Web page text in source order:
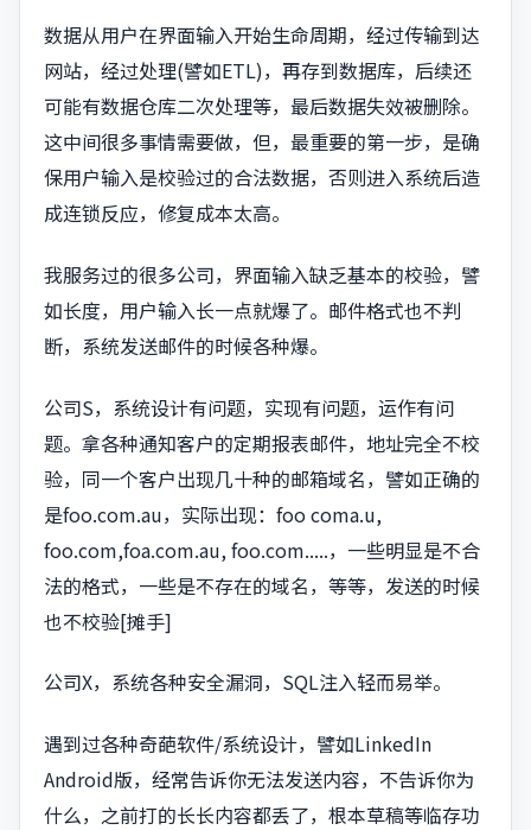
数据从用户在界面输入开始生命周期，经过传输到达
网站，经过处理(譬如ETL)，再存到数据库，后续还
可能有数据仓库二次处理等，最后数据失效被删除。
这中间很多事情需要做，但，最重要的第一步，是确
保用户输入是校验过的合法数据，否则进入系统后造
成连锁反应，修复成本太高。
我服务过的很多公司，界面输入缺乏基本的校验，譬
如长度，用户输入长一点就爆了。邮件格式也不判
断，系统发送邮件的时候各种爆。
公司S，系统设计有问题，实现有问题，运作有问
题。拿各种通知客户的定期报表邮件，地址完全不校
验，同一个客户出现几十种的邮箱域名，譬如正确的
是foo.com.au，实际出现：foo coma.u,
foo.com,foa.com.au, foo.com.....，一些明显是不合
法的格式，一些是不存在的域名，等等，发送的时候
也不校验[摊手]
公司X，系统各种安全漏洞，SQL注入轻而易举。
遇到过各种奇葩软件/系统设计，譬如LinkedIn
Android版，经常告诉你无法发送内容，不告诉你为
什么，之前打的长长内容都丢了，根本草稿等临存功